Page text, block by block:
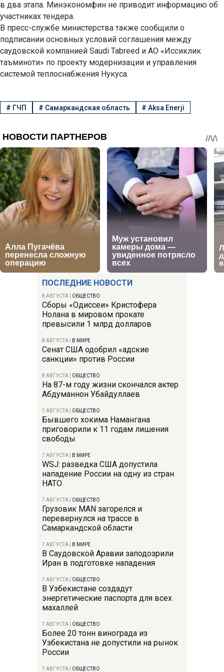
ПОСЛЕДНИЕ НОВОСТИ
8 АВГУСТА ОБЩЕСТВО
Сборы «Одиссеи» Кристофера
Нолана в мировом прокате
превысили 1 млрд долларов
8 АВГУСТА В МИРЕ
Сенат США одобрил «адские
санкции» против России
8 АВГУСТА ОБЩЕСТВО
На 87-м году жизни скончался актер
Абдуманнон Убайдуллаев
7 АВГУСТА ОБЩЕСТВО
Бывшего хокима Намангана
приговорили к 11 годам лишения
свободы
7 АВГУСТА В МИРЕ
WSJ: разведка США допустила
нападение России на одну из стран
НАТО
7 АВГУСТА ОБЩЕСТВО
Грузовик MAN загорелся и
перевернулся на трассе в
Самаркандской области
7 АВГУСТА В МИРЕ
В Саудовской Аравии заподозрили
Иран в подготовке нападения
7 АВГУСТА ОБЩЕСТВО
В Узбекистане создадут
энергетические паспорта для всех
махаллей
7 АВГУСТА ОБЩЕСТВО
Более 20 тонн винограда из
Узбекистана не допустили на рынок
России
7 АВГУСТА ОБЩЕСТВО
в два этапа. Минэкономфин не приводит информацию об
участниках тендера.
В пресс-службе министерства также сообщили о
подписании основных условий соглашения между
саудовской компанией Saudi Tabreed и АО «Иссиклик
таъминоти» по проекту модернизации и управления
системой теплоснабжения Нукуса.
# ГЧП # Самаркандская область #Aksa Enerji